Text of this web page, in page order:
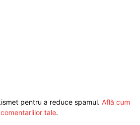
pentru a reduce spamul. Află cum
tale.